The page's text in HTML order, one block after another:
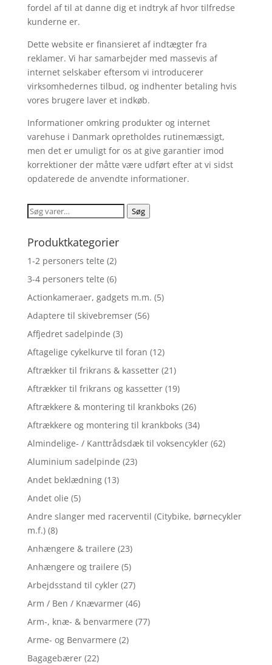
fordel af til at danne dig et indtryk af hvor tilfredse
kunderne er.
Dette website er finansieret af indtægter fra
reklamer. Vi har samarbejder med massevis af
internet selskaber eftersom vi introducerer
virksomhedernes tilbud, og indhenter betaling hvis
vores brugere laver et indkøb.
Informationer omkring produkter og internet
varehuse i Danmark opretholdes rutinemæssigt,
men det er umuligt for os at give garantier imod
korrektioner der måtte være udført efter at vi sidst
opdaterede de anvendte informationer.
Søg
Søg
Produktkategorier
1-2 personers telte (2)
3-4 personers telte (6)
Actionkameraer, gadgets m.m. (5)
Adaptere til skivebremser (56)
Affjedret sadelpinde (3)
Aftagelige cykelkurve til foran (12)
Aftrækker til frikrans & kassetter (21)
Aftrækker til frikrans og kassetter (19)
Aftrækkere & montering til krankboks (26)
Aftrækkere og montering til krankboks (34)
Almindelige- / Kanttrådsdæk til voksencykler (62)
Aluminium sadelpinde (23)
Andet beklædning (13)
Andet olie (5)
Andre slanger med racerventil (Citybike, børnecykler
m.f.) (8)
Anhængere & trailere (23)
Anhængere og trailere (5)
Arbejdsstand til cykler (27)
Arm / Ben / Knævarmer (46)
Arm-, knæ- & benvarmere (77)
Arme- og Benvarmere (2)
Bagagebærer (22)